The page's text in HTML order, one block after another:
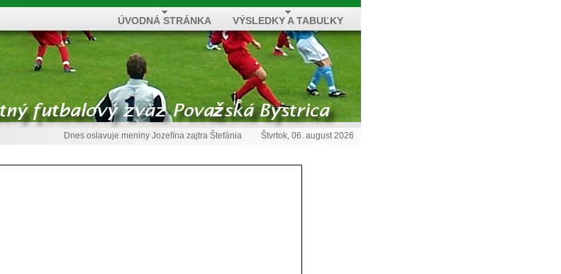
ÚVODNÁ STRÁNKA VÝSLEDKY A TABUĽKY
Dnes oslavuje meniny Jozefína zajtra Štefánia Štvrtok, 06. august 2026